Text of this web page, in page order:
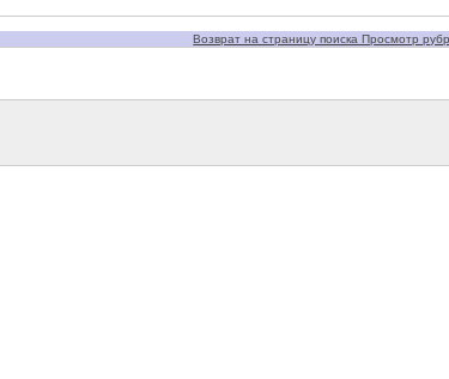
Возврат на страницу поиска Просмотр